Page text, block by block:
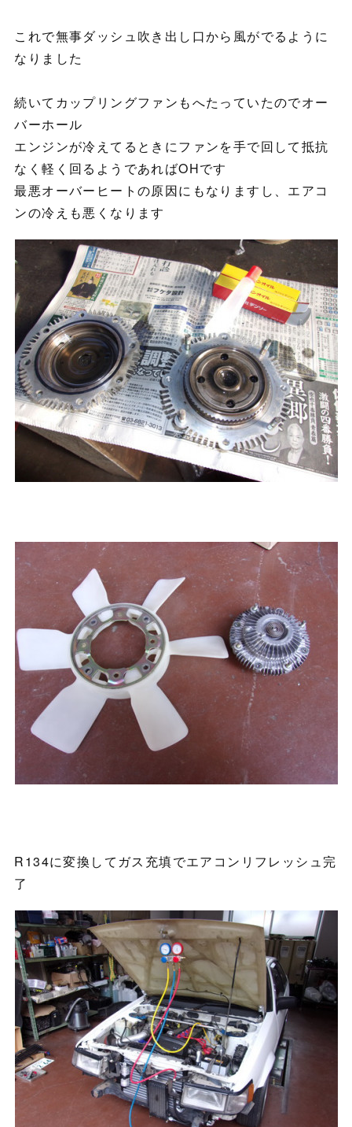
これで無事ダッシュ吹き出し口から風がでるように
なりました
続いてカップリングファンもへたっていたのでオー
バーホール
エンジンが冷えてるときにファンを手で回して抵抗
なく軽く回るようであればOHです
最悪オーバーヒートの原因にもなりますし、エアコ
ンの冷えも悪くなります
R134に変換してガス充填でエアコンリフレッシュ完
了